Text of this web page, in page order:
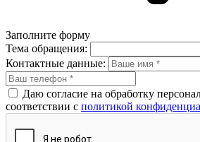
Заполните форму
Тема обращения:
Контактные данные:
Даю согласие на обработку
соответствии с политикой